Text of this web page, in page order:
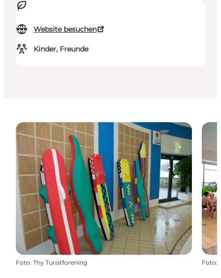
Website besuchen
Kinder, Freunde
Foto: Thy Turistforening Foto: